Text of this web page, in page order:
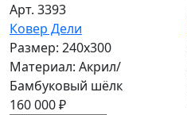
Арт. 3393
Ковер Дели
Размер: 240х300
Материал: Акрил/
Бамбуковый шёлк
160 000 ₽